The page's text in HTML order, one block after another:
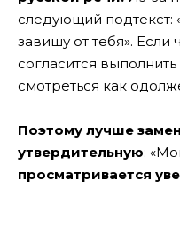
следующий подтекст:
завишу от тебя». Если
согласится
смотреться как
Поэтому лучше
утвердительную:
просматривается